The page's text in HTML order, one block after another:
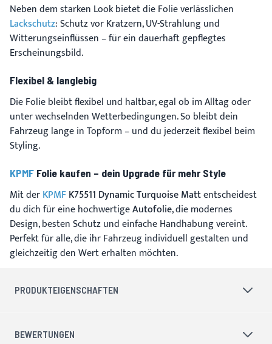
Neben dem starken Look bietet die Folie verlässlichen
Lackschutz: Schutz vor Kratzern, UV-Strahlung und
Witterungseinflüssen – für ein dauerhaft gepflegtes
Erscheinungsbild.
Flexibel & langlebig
Die Folie bleibt flexibel und haltbar, egal ob im Alltag oder
unter wechselnden Wetterbedingungen. So bleibt dein
Fahrzeug lange in Topform – und du jederzeit flexibel beim
Styling.
KPMF Folie kaufen – dein Upgrade für mehr Style
Mit derKPMFK75511 Dynamic Turquoise Mattentscheidest
du dich für eine hochwertigeAutofolie, die modernes
Design, besten Schutz und einfache Handhabung vereint.
Perfekt für alle, die ihr Fahrzeug individuell gestalten und
gleichzeitig den Wert erhalten möchten.
PRODUKTEIGENSCHAFTEN
BEWERTUNGEN